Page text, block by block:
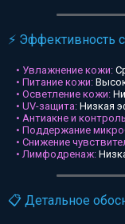
⚡ Эффективность
• Увлажнение кожи:
• Питание кожи:
• Осветление кожи:
• UV-защита: Низкая
• Антиакне и
• Поддержание
• Снижение
• Лимфодренаж:
📋 Детальное